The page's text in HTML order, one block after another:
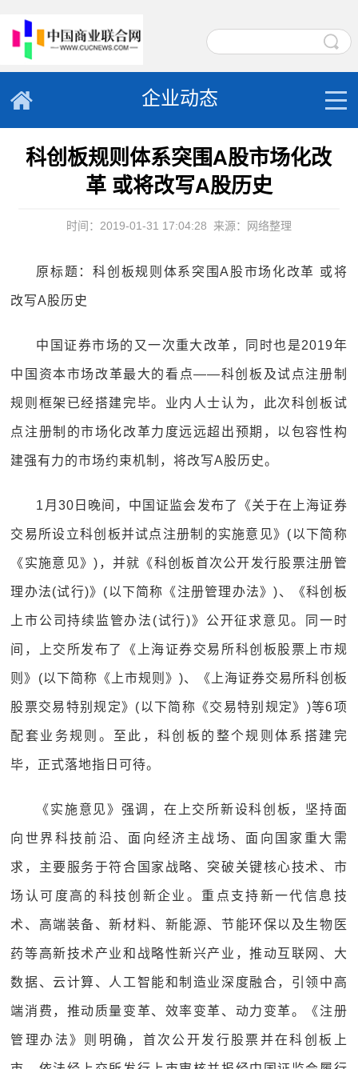
企业动态
科创板规则体系突围A股市场化改
革 或将改写A股历史
时间：2019-01-31 17:04:28 来源：网络整理
原标题：科创板规则体系突围A股市场化改革 或将
改写A股历史
中国证券市场的又一次重大改革，同时也是2019年
中国资本市场改革最大的看点——科创板及试点注册制
规则框架已经搭建完毕。业内人士认为，此次科创板试
点注册制的市场化改革力度远远超出预期，以包容性构
建强有力的市场约束机制，将改写A股历史。
1月30日晚间，中国证监会发布了《关于在上海证券
交易所设立科创板并试点注册制的实施意见》(以下简称
《实施意见》)，并就《科创板首次公开发行股票注册管
理办法(试行)》(以下简称《注册管理办法》)、《科创板
上市公司持续监管办法(试行)》公开征求意见。同一时
间，上交所发布了《上海证券交易所科创板股票上市规
则》(以下简称《上市规则》)、《上海证券交易所科创板
股票交易特别规定》(以下简称《交易特别规定》)等6项
配套业务规则。至此，科创板的整个规则体系搭建完
毕，正式落地指日可待。
《实施意见》强调，在上交所新设科创板，坚持面
向世界科技前沿、面向经济主战场、面向国家重大需
求，主要服务于符合国家战略、突破关键核心技术、市
场认可度高的科技创新企业。重点支持新一代信息技
术、高端装备、新材料、新能源、节能环保以及生物医
药等高新技术产业和战略性新兴产业，推动互联网、大
数据、云计算、人工智能和制造业深度融合，引领中高
端消费，推动质量变革、效率变革、动力变革。《注册
管理办法》则明确，首次公开发行股票并在科创板上